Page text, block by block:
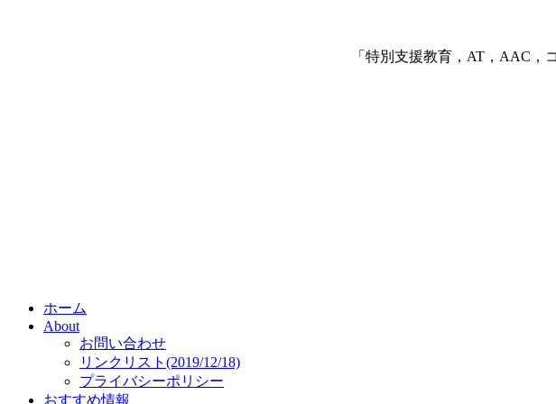
「特別支援教育，AT，AAC，
ホーム
About
お問い合わせ
リンクリスト(2019/12/18)
プライバシーポリシー
おすすめ情報